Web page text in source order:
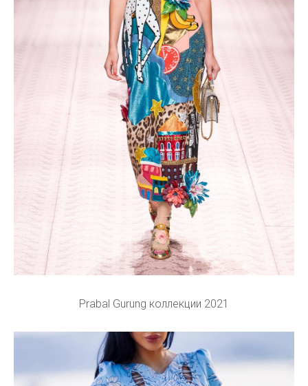
Prabal Gurung коллекции 2021